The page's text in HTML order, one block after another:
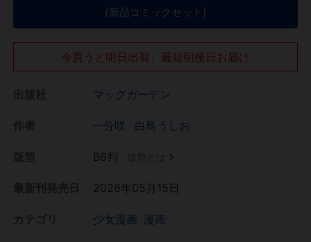
(新品コミックセット)
今買うと明日出荷、最短明後日お届け
マッグガーデン
一分咲 白鳥うしお
B6判
2026年05月15日
少女漫画 漫画